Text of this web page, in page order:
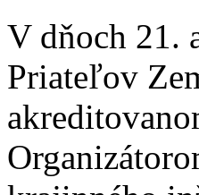
V dňoch 21.
Priateľov